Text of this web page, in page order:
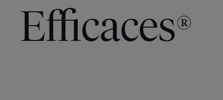
Efficaces®